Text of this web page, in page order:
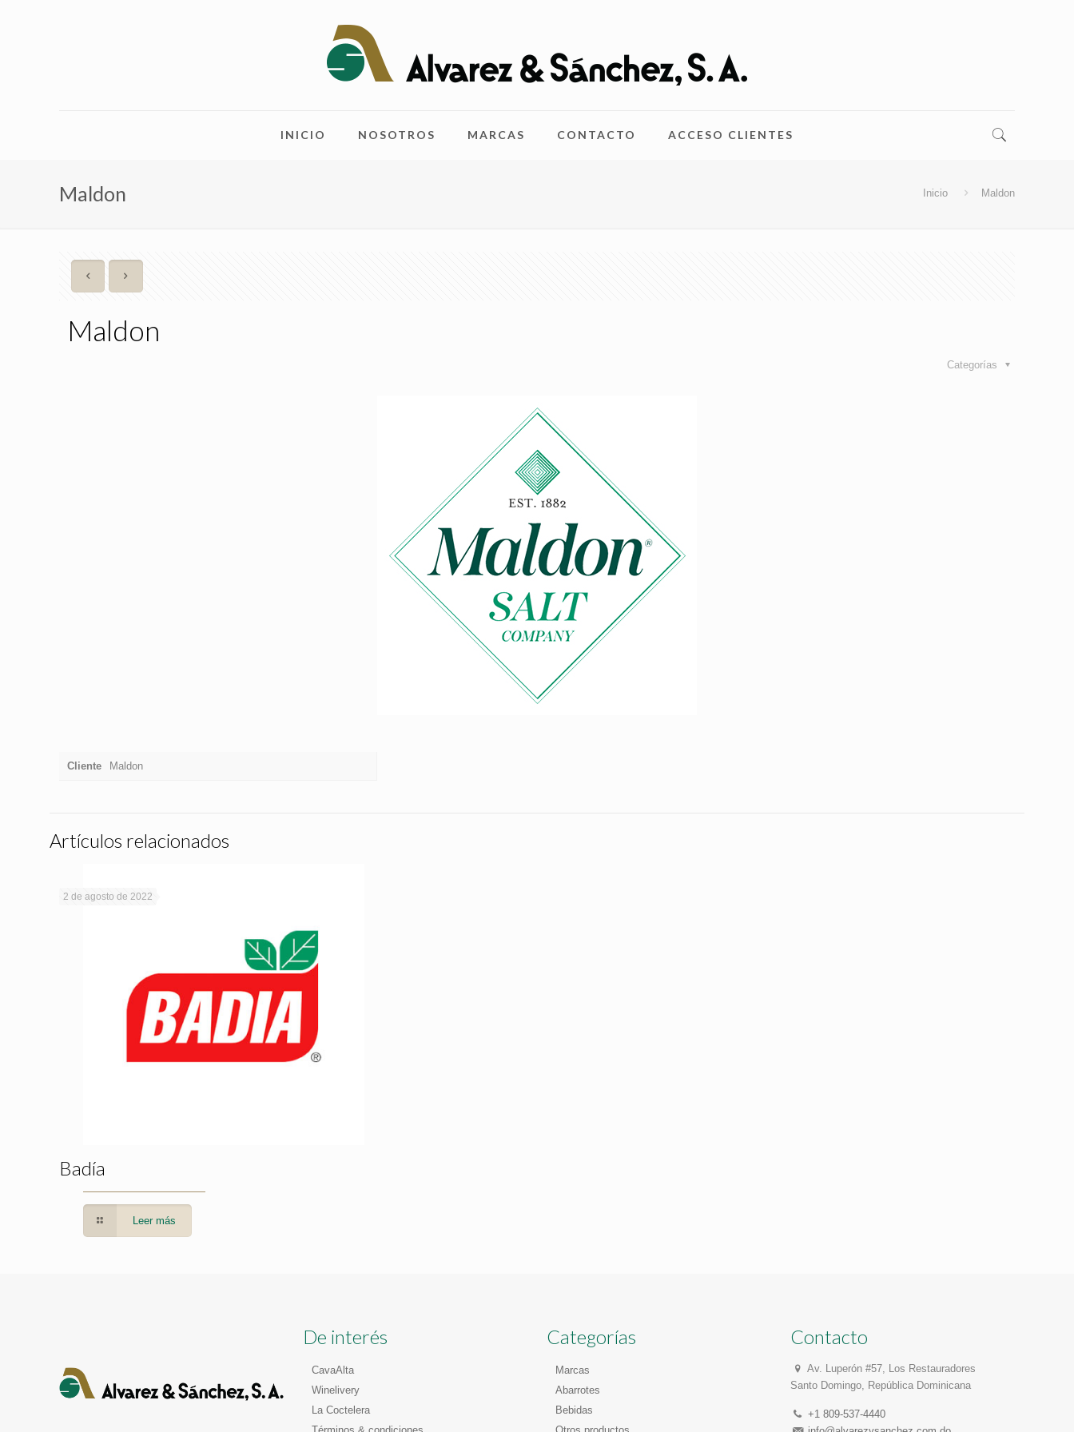
INICIO NOSOTROS MARCAS CONTACTO ACCESO CLIENTES
Maldon Inicio Maldon
Maldon
Categorías
Cliente Maldon
Artículos relacionados
2 de agosto de 2022
Badía
Leer más
De interés
CavaAlta
Winelivery
La Coctelera
Categorías
Marcas
Abarrotes
Bebidas
Contacto
Av. Luperón #57, Los Restauradores
Santo Domingo, República Dominicana
+1 809-537-4440